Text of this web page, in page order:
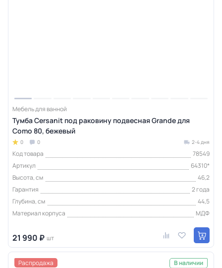
Мебель для ванной
Тумба Cersanit под раковину подвесная Grande для
Como 80, бежевый
0 0 2-4 дня
Код товара
78549
Артикул
64310*
Высота, см
46,2
Гарантия
2 года
Глубина, см
44,5
Материал корпуса
МДФ
21 990 ₽ шт
Распродажа В наличии